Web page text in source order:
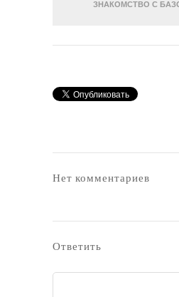
ЗНАКОМСТВО С
Нет комментариев
Ответить